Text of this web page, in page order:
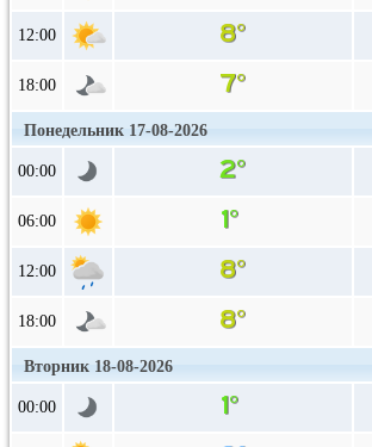
12:00
18:00
Понедельник 17-08-2026
00:00
06:00
12:00
18:00
Вторник 18-08-2026
00:00